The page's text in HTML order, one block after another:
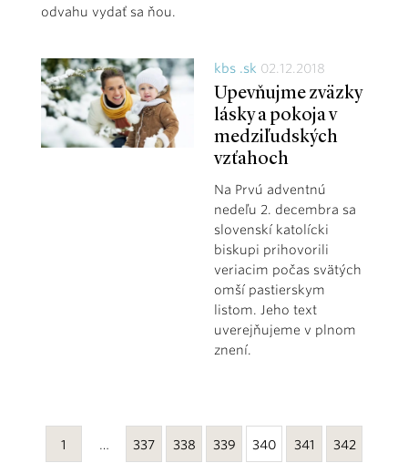
odvahu vydať sa ňou.
kbs .sk 02.12.2018
Upevňujme zväzky
lásky a pokoja v
medziľudských
vzťahoch
Na Prvú adventnú
nedeľu 2. decembra sa
slovenskí katolícki
biskupi prihovorili
veriacim počas svätých
omší pastierskym
listom. Jeho text
uverejňujeme v plnom
znení.
1 … 337 338 339 340 341 342